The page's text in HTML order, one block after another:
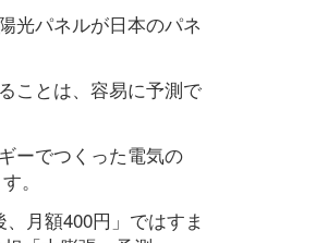
光パネルが日本のパネ
ことは、容易に予測で
ーでつくった電気の
。
月額400円」ではすま